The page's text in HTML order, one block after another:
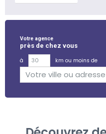
Votre agence
près de chez vous
à
km ou moins de